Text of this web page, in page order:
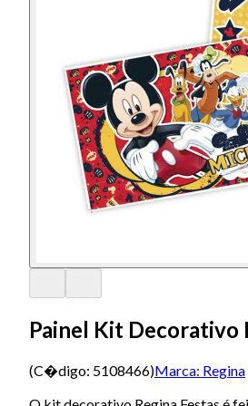
Painel Kit Decorativo
(C�digo: 5108466)Marca: Regina